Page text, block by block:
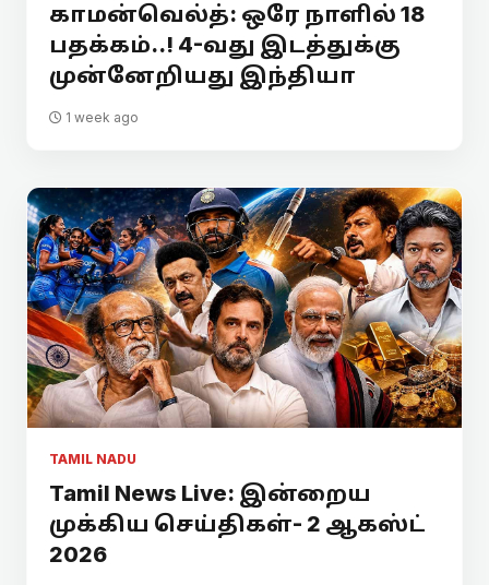
காமன்வெல்த்: ஒரே நாளில் 18
பதக்கம்..! 4-வது இடத்துக்கு
முன்னேறியது இந்தியா
1 week ago
TAMIL NADU
Tamil News Live: இன்றைய
முக்கிய செய்திகள்- 2 ஆகஸ்ட்
2026